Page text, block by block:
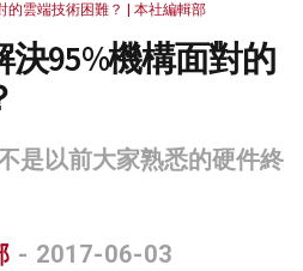
的雲端技術困難？ | 本社編輯部
95%機構面對的
是以前大家熟悉的硬件終
- 2017-06-03